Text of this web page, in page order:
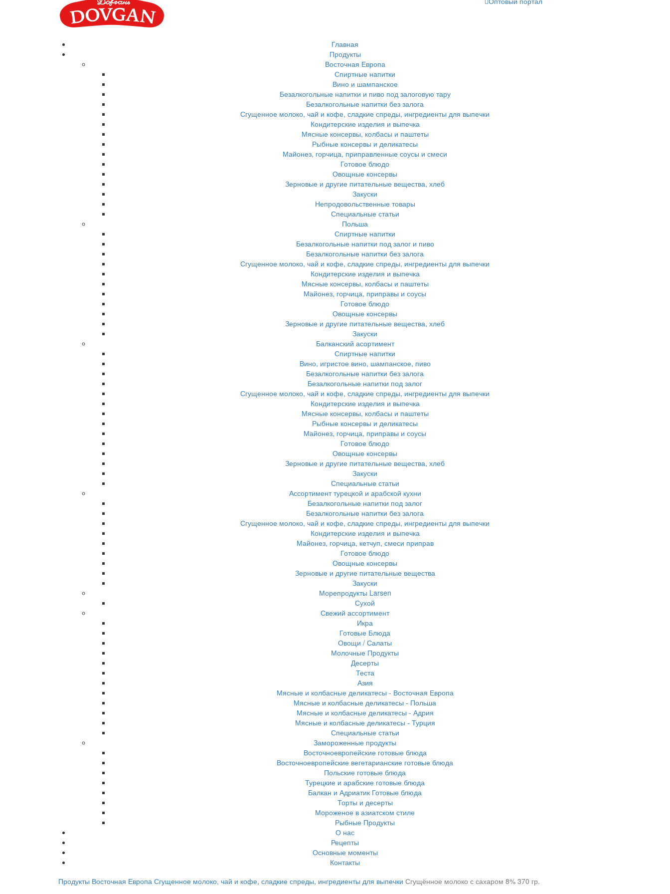
Главная
Продукты
Восточная Европа
Спиртные напитки
Вино и шампанское
Безалкогольные напитки и пиво под залоговую тару
Безалкогольные напитки без залога
Сгущенное молоко, чай и кофе, сладкие спреды, ингредиенты для выпечки
Кондитерские изделия и выпечка
Мясные консервы, колбасы и паштеты
Рыбные консервы и деликатесы
Майонез, горчица, приправленные соусы и смеси
Готовое блюдо
Овощные консервы
Зерновые и другие питательные вещества, хлеб
Закуски
Непродовольственные товары
Специальные статьи
Польша
Спиртные напитки
Безалкогольные напитки под залог и пиво
Безалкогольные напитки без залога
Сгущенное молоко, чай и кофе, сладкие спреды, ингредиенты для выпечки
Кондитерские изделия и выпечка
Мясные консервы, колбасы и паштеты
Майонез, горчица, приправы и соусы
Готовое блюдо
Овощные консервы
Зерновые и другие питательные вещества, хлеб
Закуски
Балканский асортимент
Спиртные напитки
Вино, игристое вино, шампанское, пиво
Безалкогольные напитки без залога
Безалкогольные напитки под залог
Сгущенное молоко, чай и кофе, сладкие спреды, ингредиенты для выпечки
Кондитерские изделия и выпечка
Мясные консервы, колбасы и паштеты
Рыбные консервы и деликатесы
Майонез, горчица, приправы и соусы
Готовое блюдо
Овощные консервы
Зерновые и другие питательные вещества, хлеб
Закуски
Специальные статьи
Ассортимент турецкой и арабской кухни
Безалкогольные напитки под залог
Безалкогольные напитки без залога
Сгущенное молоко, чай и кофе, сладкие спреды, ингредиенты для выпечки
Кондитерские изделия и выпечка
Майонез, горчица, кетчуп, смеси приправ
Готовое блюдо
Овощные консервы
Зерновые и другие питательные вещества
Закуски
Морепродукты Larsen
Сухой
Свежий ассортимент
Икра
Готовые Блюда
Овощи / Салаты
Молочные Продукты
Десерты
Теста
Азия
Мясные и колбасные деликатесы - Восточная Европа
Мясные и колбасные деликатесы - Польша
Мясные и колбасные деликатесы - Адрия
Мясные и колбасные деликатесы - Турция
Специальные статьи
Замороженные продукты
Восточноевропейские готовые блюда
Восточноевропейские вегетарианские готовые блюда
Польские готовые блюда
Турецкие и арабские готовые блюда
Балкан и Адриатик Готовые блюда
Торты и десерты
Мороженое в азиатском стиле
Рыбные Продукты
О нас
Рецепты
Основные моменты
Контакты
Продукты Восточная Европа Сгущенное молоко, чай и кофе, сладкие спреды, ингредиенты для выпечки Сгущённое молоко с сахаром 8% 370 гр.